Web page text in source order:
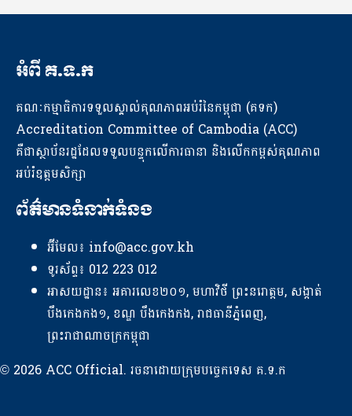
អំពី គ.ទ.ក
គណៈកម្មាធិការទទួលស្គាល់គុណភាពអប់រំនៃកម្ពុជា (គទក)
Accreditation Committee of Cambodia (ACC)
គឺជាស្ថាប័នរដ្ឋដែលទទួលបន្ទុកលើការធានា និងលើកកម្ពស់គុណភាព
អប់រំឧត្តមសិក្សា
ព័ត៌មានទំនាក់ទំនង
អ៊ីមែល៖ info@acc.gov.kh
ទូរស័ព្ទ៖ 012 223 012
អាសយដ្ឋាន៖ អគារលេខ២០១, មហាវិថី ព្រះនរោត្តម, សង្កាត់
បឹងកេងកង១, ខណ្ឌ បឹងកេងកង, រាជធានីភ្នំពេញ,
ព្រះរាជាណាចក្រកម្ពុជា
© 2026 ACC Official. រចនាដោយក្រុមបច្ចេកទេស គ.ទ.ក